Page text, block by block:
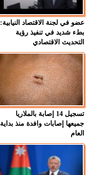
عضو في لجنة الاقتصاد النيابية:
بطء شديد في تنفيذ رؤية
التحديث الاقتصادي
تسجيل 14 إصابة بالملاريا
جميعها إصابات وافدة منذ بداية
العام